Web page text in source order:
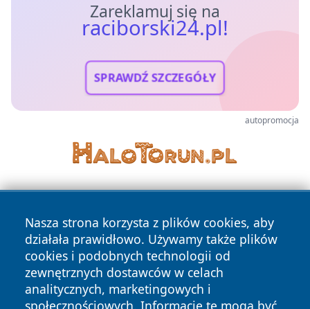
Zareklamuj się na
raciborski24.pl!
SPRAWDŹ SZCZEGÓŁY
autopromocja
Nasza strona korzysta z plików cookies, aby
działała prawidłowo. Używamy także plików
cookies i podobnych technologii od
zewnętrznych dostawców w celach
analitycznych, marketingowych i
społecznościowych. Informacje te mogą być
Copyright © 2026 raciborski24.pl Wszystkie prawa
zastrzeżone.